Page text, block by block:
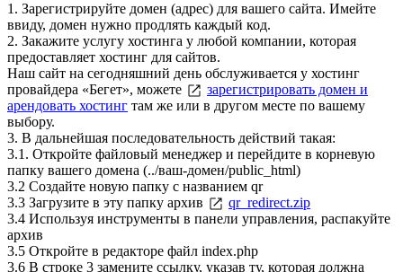
1. Зарегистрируйте домен (адрес) для вашего сайта. Имейте
ввиду, домен нужно продлять каждый код.
2. Закажите услугу хостинга у любой компании, которая
предоставляет хостинг для сайтов.
Наш сайт на сегодняшний день обслуживается у хостинг
провайдера «Бегет», можете
зарегистрировать домен и
арендовать хостинг там же или в другом месте по вашему
выбору.
3. В дальнейшая последовательность действий такая:
3.1. Откройте файловый менеджер и перейдите в корневую
папку вашего домена (../ваш-домен/public_html)
3.2 Создайте новую папку с названием qr
3.3 Загрузите в эту папку архив
qr_redirect.zip
3.4 Используя инструменты в панели управления, распакуйте
архив
3.5 Откройте в редакторе файл index.php
3.6 В строке 3 замените ссылку, указав ту, которая должна